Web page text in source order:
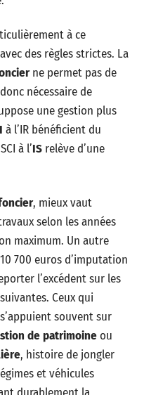
à ce
des règles strictes. La
ne permet pas de
nécessaire de
une gestion plus
à l’IR bénéficient du
à l’IS relève d’une
, mieux vaut
selon les années
maximum. Un autre
700 euros d’imputation
l’excédent sur les
Ceux qui
souvent sur
de patrimoineou
, histoire de jongler
et véhicules